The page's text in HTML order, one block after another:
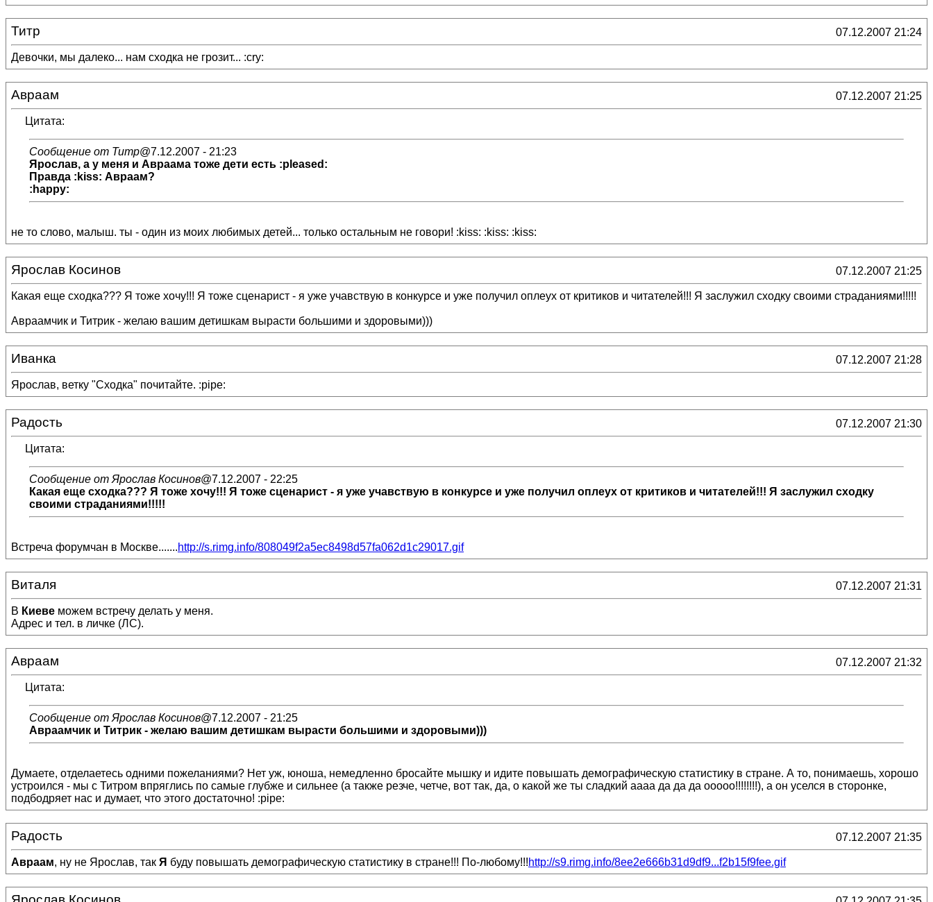
Титр 07.12.2007 21:24
Девочки, мы далеко... нам сходка не грозит... :cry:
Авраам 07.12.2007 21:25
Цитата:
Сообщение от Титр@7.12.2007 - 21:23
Ярослав, а у меня и Авраама тоже дети есть :pleased:
Правда :kiss: Авраам?
:happy:
не то слово, малыш. ты - один из моих любимых детей... только остальным не говори! :kiss: :kiss: :kiss:
Ярослав Косинов 07.12.2007 21:25
Какая еще сходка??? Я тоже хочу!!! Я тоже сценарист - я уже учавствую в конкурсе и уже получил оплеух от критиков и читателей!!! Я заслужил сходку своими страданиями!!!!!
Авраамчик и Титрик - желаю вашим детишкам вырасти большими и здоровыми)))
Иванка 07.12.2007 21:28
Ярослав, ветку "Сходка" почитайте. :pipe:
Радость 07.12.2007 21:30
Цитата:
Сообщение от Ярослав Косинов@7.12.2007 - 22:25
Какая еще сходка??? Я тоже хочу!!! Я тоже сценарист - я уже учавствую в конкурсе и уже получил оплеух от критиков и читателей!!! Я заслужил сходку
своими страданиями!!!!!
Встреча форумчан в Москве.......http://s.rimg.info/808049f2a5ec8498d57fa062d1c29017.gif
Виталя 07.12.2007 21:31
В Киеве можем встречу делать у меня.
Адрес и тел. в личке (ЛС).
Авраам 07.12.2007 21:32
Цитата:
Сообщение от Ярослав Косинов@7.12.2007 - 21:25
Авраамчик и Титрик - желаю вашим детишкам вырасти большими и здоровыми)))
Думаете, отделаетесь одними пожеланиями? Нет уж, юноша, немедленно бросайте мышку и идите повышать демографическую статистику в стране. А то, понимаешь, хорошо
устроился - мы с Титром впряглись по самые глубже и сильнее (а также резче, четче, вот так, да, о какой же ты сладкий аааа да да да ооооо!!!!!!!!), а он уселся в сторонке,
подбодряет нас и думает, что этого достаточно! :pipe:
Радость 07.12.2007 21:35
Авраам, ну не Ярослав, так Я буду повышать демографическую статистику в стране!!! По-любому!!!http://s9.rimg.info/8ee2e666b31d9df9...f2b15f9fee.gif